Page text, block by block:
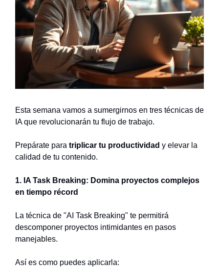
Esta semana vamos a sumergirnos en tres técnicas de
IA que revolucionarán tu flujo de trabajo.
Prepárate para triplicar tu productividad y elevar la
calidad de tu contenido.
1. IA Task Breaking: Domina proyectos complejos
en tiempo récord
La técnica de "AI Task Breaking" te permitirá
descomponer proyectos intimidantes en pasos
manejables.
Así es como puedes aplicarla: